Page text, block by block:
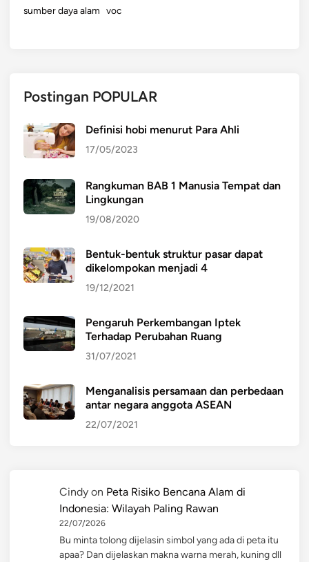
sumber daya alam voc
Postingan POPULAR
Definisi hobi menurut Para Ahli
17/05/2023
Rangkuman BAB 1 Manusia Tempat dan
Lingkungan
19/08/2020
Bentuk-bentuk struktur pasar dapat
dikelompokan menjadi 4
19/12/2021
Pengaruh Perkembangan Iptek
Terhadap Perubahan Ruang
31/07/2021
Menganalisis persamaan dan perbedaan
antar negara anggota ASEAN
22/07/2021
Cindy on Peta Risiko Bencana Alam di
Indonesia: Wilayah Paling Rawan
22/07/2026
Bu minta tolong dijelasin simbol yang ada di peta itu
apaa? Dan dijelaskan makna warna merah, kuning dll